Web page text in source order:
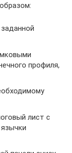
профиля,
лист с